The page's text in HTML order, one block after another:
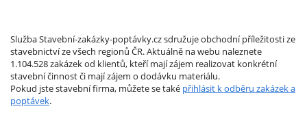
Služba Stavební-zakázky-poptávky.cz sdružuje obchodní příležitosti ze
stavebnictví ze všech regionů ČR. Aktuálně na webu naleznete
1.104.528 zakázek od klientů, kteří mají zájem realizovat konkrétní
stavební činnost či mají zájem o dodávku materiálu.
Pokud jste stavební firma, můžete se také přihlásit k odběru zakázek a
poptávek.